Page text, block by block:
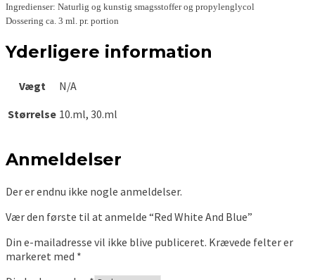
Ingredienser: Naturlig og kunstig smagsstoffer og propylenglycol
Dossering ca. 3 ml. pr. portion
Yderligere information
Vægt
N/A
Størrelse 10.ml, 30.ml
Anmeldelser
Der er endnu ikke nogle anmeldelser.
Vær den første til at anmelde “Red White And Blue”
Din e-mailadresse vil ikke blive publiceret. Krævede felter er
markeret med *